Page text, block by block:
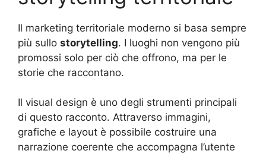
Il marketing territoriale moderno si basa sempre
più sullo storytelling. I luoghi non vengono più
promossi solo per ciò che offrono, ma per le
storie che raccontano.
Il visual design è uno degli strumenti principali
di questo racconto. Attraverso immagini,
grafiche e layout è possibile costruire una
narrazione coerente che accompagna l’utente